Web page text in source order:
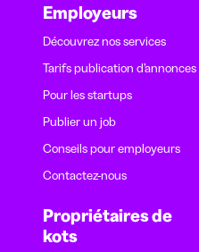
Employeurs
Découvrez nos services
Tarifs publication d’annonces
Pour les startups
Publier un job
Conseils pour employeurs
Contactez-nous
Propriétaires de
kots